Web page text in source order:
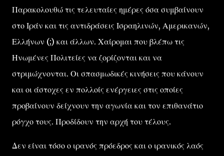
Παρακολουθώ τις τελευταίες ημέρες όσα συμβαίνουν
στο Ιράν και τις αντιδράσεις Ισραηλινών, Αμερικανών,
Ελλήνων (;) και άλλων. Χαίρομαι που βλέπω τις
Ηνωμένες Πολιτείες να ζορίζονται και να
στριμώχνονται. Οι σπασμωδικές κινήσεις που κάνουν
και οι άστοχες εν πολλοίς ενέργειες στις οποίες
προβαίνουν δείχνουν την αγωνία και τον επιθανάτιο
ρόγχο τους. Προδίδουν την αρχή του τέλους.
Δεν είναι τόσο ο ιρανός πρόεδρος και ο ιρανικός λαός